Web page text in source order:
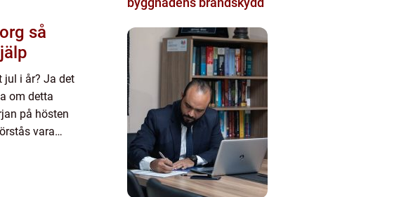
så
jul i år? Ja det
om detta
på hösten
vara